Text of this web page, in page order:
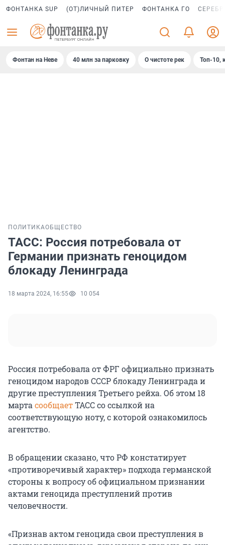
ФОНТАНКА SUP (ОТ)ЛИЧНЫЙ ПИТЕР ФОНТАНКА ГО
Фонтан на Неве 40 млн за парковку О чистоте рек Топ-10,
ПОЛИТИКАОБЩЕСТВО
ТАСС: Россия потребовала от
Германии признать геноцидом
блокаду Ленинграда
18 марта 2024, 16:55 10 054
Россия потребовала от ФРГ официально признать
геноцидом народов СССР блокаду Ленинграда и
другие преступления Третьего рейха. Об этом 18
марта сообщаетТАСС со ссылкой на
соответствующую ноту, с которой ознакомилось
агентство.
В обращении сказано, что РФ констатирует
«противоречивый характер» подхода германской
стороны к вопросу об официальном признании
актами геноцида преступлений против
человечности.
«Признав актом геноцида свои преступления в